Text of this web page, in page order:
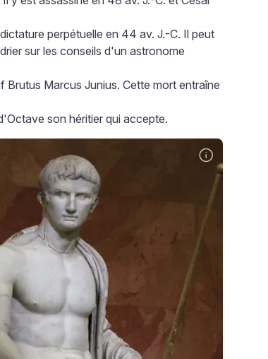
perpétuelle en 44 av. J.-C. Il peut
sur les conseils d'un astronome
Brutus Marcus Junius. Cette mort entraîne
son héritier qui accepte.